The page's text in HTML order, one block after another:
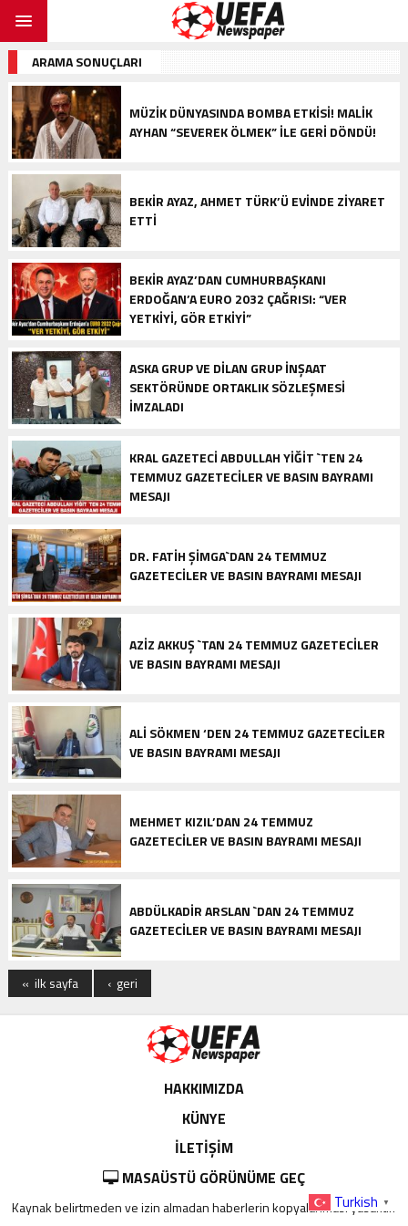
ARAMA SONUÇLARI
MÜZİK DÜNYASINDA BOMBA ETKİSİ! MALİK
AYHAN “SEVEREK ÖLMEK” İLE GERİ DÖNDÜ!
BEKIR AYAZ, AHMET TÜRK’Ü EVINDE ZIYARET
ETTI
BEKIR AYAZ’DAN CUMHURBAŞKANI
ERDOĞAN’A EURO 2032 ÇAĞRISI: “VER
YETKIYI, GÖR ETKIYI”
ASKA GRUP VE DİLAN GRUP İNŞAAT
SEKTÖRÜNDE ORTAKLIK SÖZLEŞMESİ
İMZALADI
KRAL GAZETECİ ABDULLAH YİĞİT `TEN 24
TEMMUZ GAZETECİLER VE BASIN BAYRAMI
MESAJI
DR. FATİH ŞİMGA`DAN 24 TEMMUZ
GAZETECİLER VE BASIN BAYRAMI MESAJI
AZİZ AKKUŞ `TAN 24 TEMMUZ GAZETECİLER
VE BASIN BAYRAMI MESAJI
ALİ SÖKMEN ‘DEN 24 TEMMUZ GAZETECİLER
VE BASIN BAYRAMI MESAJI
MEHMET KIZIL’DAN 24 TEMMUZ
GAZETECİLER VE BASIN BAYRAMI MESAJI
ABDÜLKADİR ARSLAN `DAN 24 TEMMUZ
GAZETECİLER VE BASIN BAYRAMI MESAJI
« ilk sayfa ‹ geri
HAKKIMIZDA
KÜNYE
İLETİŞİM
MASAÜSTÜ GÖRÜNÜME GEÇ
Kaynak belirtmeden ve izin almadan haberlerin kopyalanması yasaktır.
Turkish ▼